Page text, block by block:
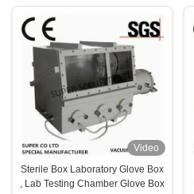
Video
Sterile Box Laboratory Glove Box
, Lab Testing Chamber Glove Box